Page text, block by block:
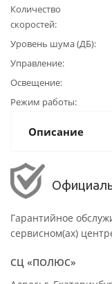
Количество
скоростей
Уровень шума (ДБ)
Управление
Освещение
Режим работы
Описание
Гарантийное
сервисном(ах)
СЦ «ПОЛЮС»